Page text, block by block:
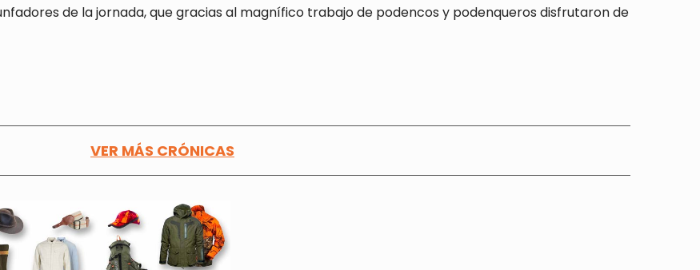
de la jornada, que gracias al magnífico trabajo de podencos y podenqueros disfrutaron de
VER MÁS CRÓNICAS